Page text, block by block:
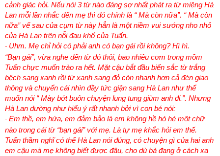
cảnh giác hỏi. Nếu nói 3 từ nào đáng sợ nhất phát ra từ miệng Hà
Lan mỗi lần nhắc đến mẹ thì đó chính là “ Mà còn nữa”. “ Mà còn
nữa” vế sau của cụm từ này hẳn là một niềm vui sướng nho nhỏ
của Hà Lan trên nỗi đau khổ của Tuấn.
- Uhm. Mẹ chỉ hỏi có phải anh có bạn gái rồi không? Hì hì.
“Bạn gái”, vừa nghe đến từ đó thôi, bao nhiêu cơm trong mồm
Tuấn chực muốn trào ra hết. Mặt cậu bắt đầu biến sắc từ trắng
bệch sang xanh rồi từ xanh sang đỏ còn nhanh hơn cả đèn giao
thông và chuyển cái nhìn đầy tức giận sang Hà Lan như thể
muốn nói “ Mày bớt buôn chuyện lung tung giùm anh đi.”. Nhưng
Hà Lan dường như hiểu ý rất nhanh bởi vì con bé nói:
- Em thề, em hứa, em đảm bảo là em không hề hó hé một chữ
nào trong cái từ “bạn gái” với mẹ. Là tự mẹ khắc hỏi em thế.
Tuấn thầm nghĩ có thể Hà Lan nói đúng, có chuyện gì của hai anh
em cậu mà mẹ không biết được đâu, cho dù bà đang ở cách xa